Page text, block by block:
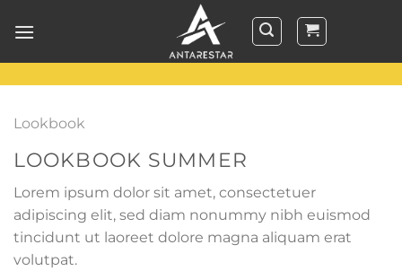
Lookbook
LOOKBOOK SUMMER
Lorem ipsum dolor sit amet, consectetuer
adipiscing elit, sed diam nonummy nibh euismod
tincidunt ut laoreet dolore magna aliquam erat
volutpat.